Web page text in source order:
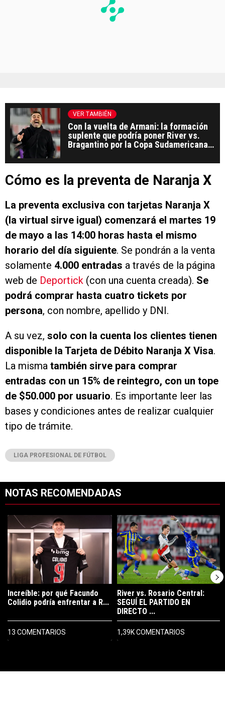
VER TAMBIÉN
Con la vuelta de Armani: la formación
suplente que podría poner River vs.
Bragantino por la Copa Sudamericana
Cómo es la preventa de Naranja X
La preventa exclusiva con tarjetas Naranja X
(la virtual sirve igual) comenzará el martes 19
de mayo a las 14:00 horas hasta el mismo
horario del día siguiente. Se pondrán a la venta
solamente 4.000 entradas a través de la página
web de Deportick (con una cuenta creada). Se
podrá comprar hasta cuatro tickets por
persona, con nombre, apellido y DNI.
A su vez, solo con la cuenta los clientes tienen
disponible la Tarjeta de Débito Naranja X Visa.
La misma también sirve para comprar
entradas con un 15% de reintegro, con un tope
de $50.000 por usuario. Es importante leer las
bases y condiciones antes de realizar cualquier
tipo de trámite.
LIGA PROFESIONAL DE FÚTBOL
NOTAS RECOMENDADAS
Un artículo de tendencia con el título "Increíble: por qué Facundo
Increíble: por qué Facundo
Colidio podría enfrentar a R...
13 COMENTARIOS
Un artículo de tendencia con el
River vs. Rosario Central:
SEGUÍ EL PARTIDO EN
DIRECTO ...
1,39K COMENTARIOS